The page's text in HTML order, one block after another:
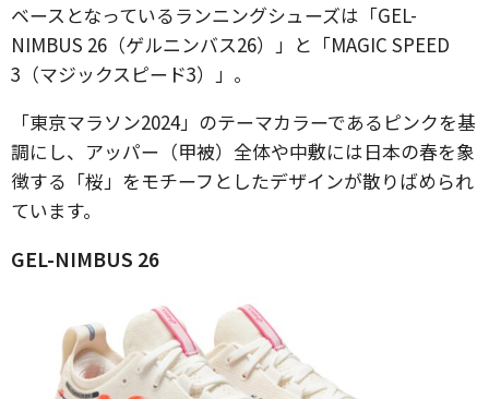
ベースとなっているランニングシューズは「GEL-
NIMBUS 26（ゲルニンバス26）」と「MAGIC SPEED
3（マジックスピード3）」。
「東京マラソン2024」のテーマカラーであるピンクを基
調にし、アッパー（甲被）全体や中敷には日本の春を象
徴する「桜」をモチーフとしたデザインが散りばめられ
ています。
GEL-NIMBUS 26